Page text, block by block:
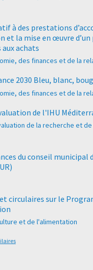
à des prestations
et la mise en œuvre d’un
achats
des finances et de la
2030 Bleu, blanc,
des finances et de la
de l'IHU
de la recherche et
du conseil municipal
circulaires sur le
et de l'alimentation